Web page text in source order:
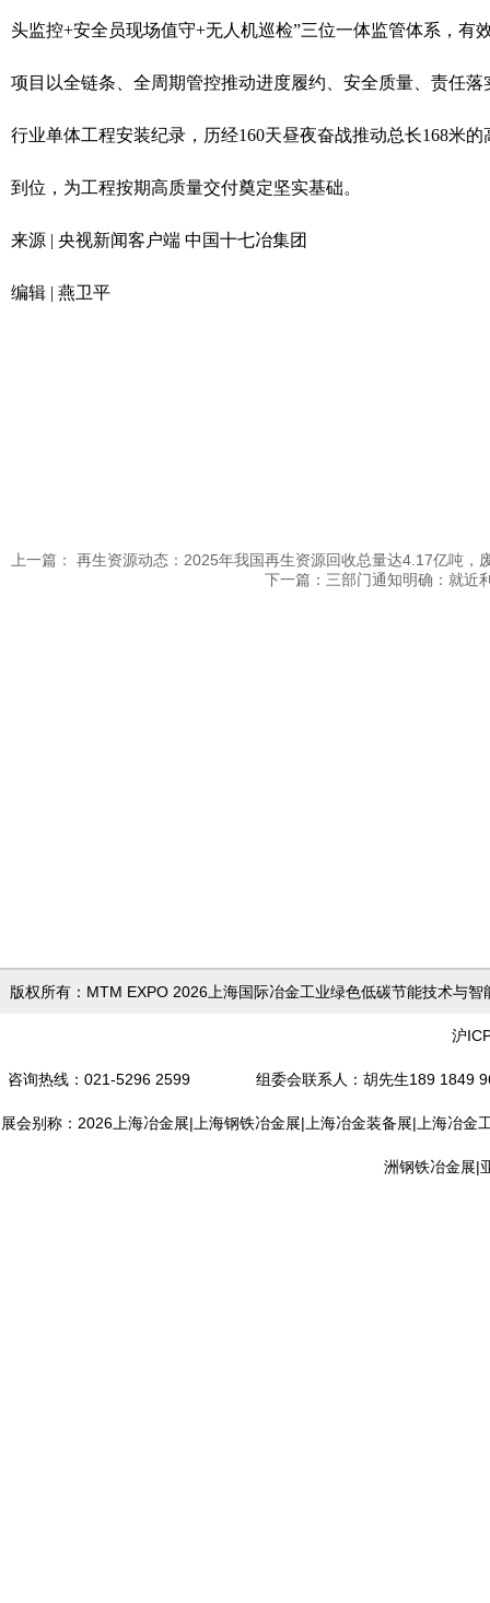
头监控+安全员现场值守+无人机巡检”三位一体监管体系，有
项目以全链条、全周期管控推动进度履约、安全质量、责任
行业单体工程安装纪录，历经160天昼夜奋战推动总长168米
到位，为工程按期高质量交付奠定坚实基础。
来源 | 央视新闻客户端 中国十七冶集团
编辑 | 燕卫平
上一篇： 再生资源动态：2025年我国再生资源回收总量达4.17亿吨，
下一篇：三部门通知明确：就近
版权所有：MTM EXPO 2026上海国际冶金工业绿色低碳节
沪
咨询热线：021-5296 2599 组委会联系人 ：胡先生189
展会别称：2026上海冶金展|上海钢铁冶金展|上海冶金装备展|上海冶
洲钢铁冶金展|